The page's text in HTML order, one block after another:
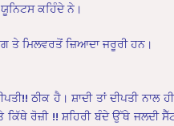
ਕਹਿੰਦੇ ਨੇ।
ਤੇ ਮਿਲਵਰਤੋਂ ਜ਼ਿਆਦਾ ਜਰੂਰੀ ਹਨ।
ਠੀਕ ਹੈ। ਸ਼ਾਦੀ ਤਾਂ ਦੀਪਤੀ ਨਾਲ
ਕਿੱਥੇ ਰੋਜ਼ੀ !! ਸ਼ਹਿਰੀ ਬੰਦੇ ਉੱਥੇ